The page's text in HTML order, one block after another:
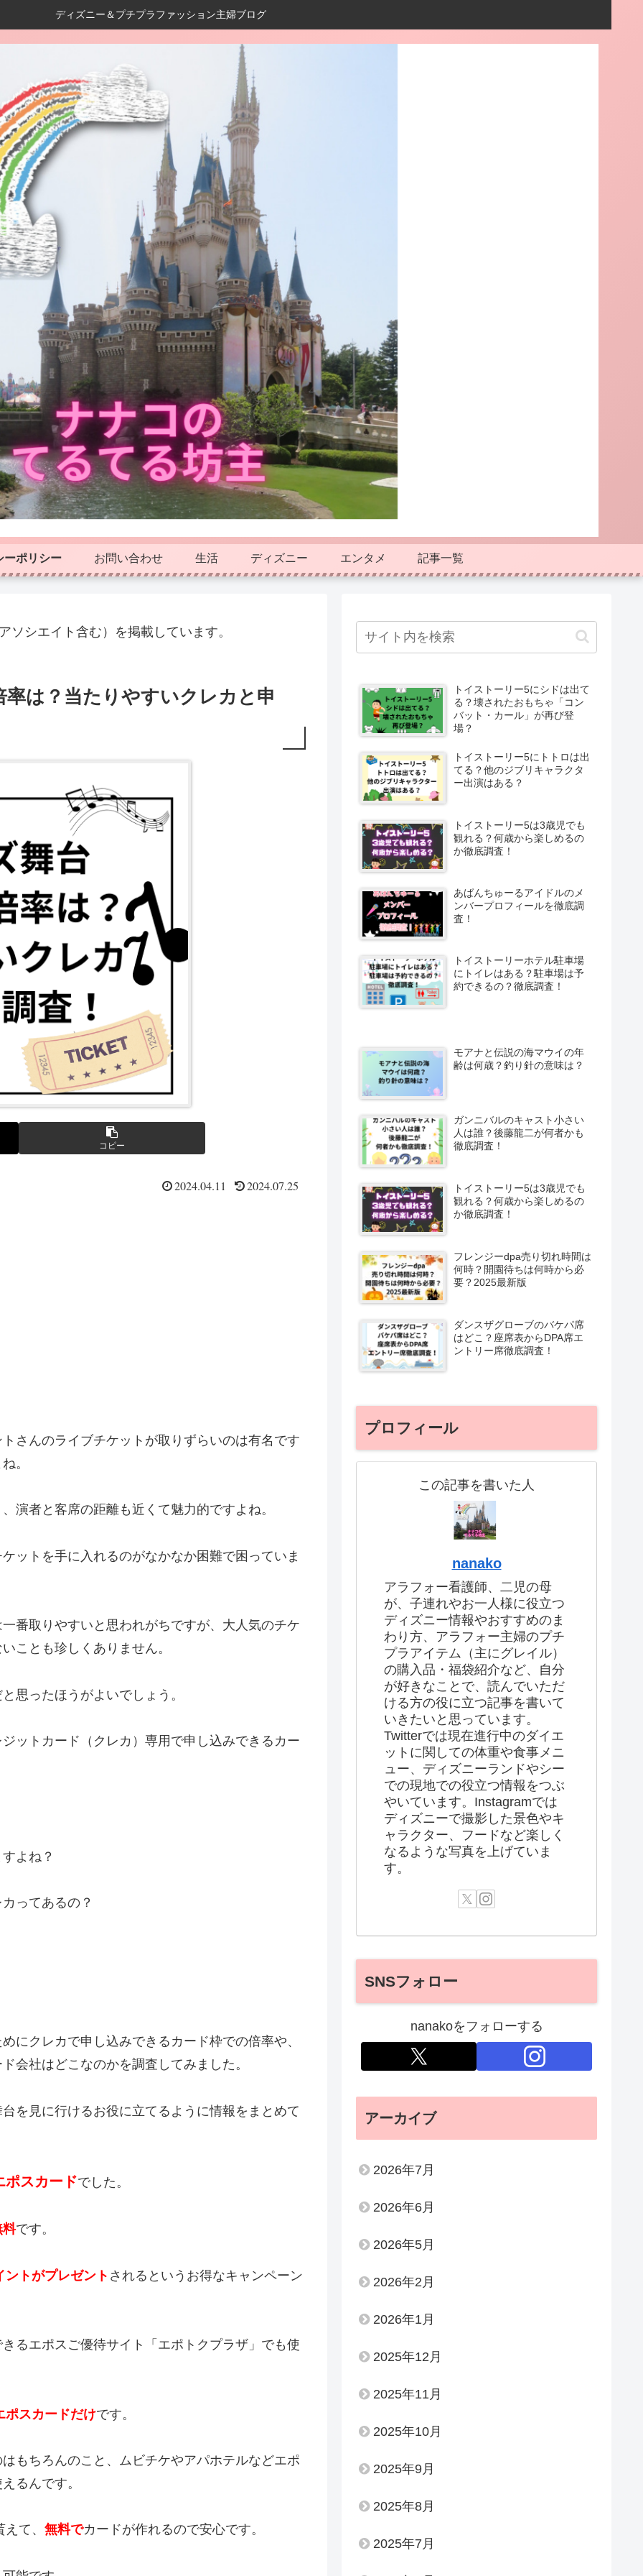
ディズニー＆プチプラファッション主婦ブログ
ーポリシー お問い合わせ 生活 ディズニー エンタメ 記事一覧
シエイト含む）を掲載しています。
は？当たりやすいクレカと申
コピー
2024.04.11 2024.07.25
さんのライブチケットが取りずらいのは有名です
。
演者と客席の距離も近くて魅力的ですよね。
ットを手に入れるのがなかなか困難で困っていま
番取りやすいと思われがちですが、大人気のチケ
ことも珍しくありません。
思ったほうがよいでしょう。
ットカード（クレカ）専用で申し込みできるカー
よね？
ってあるの？
にクレカで申し込みできるカード枠での倍率や、
会社はどこなのかを調査してみました。
を見に行けるお役に立てるように情報をまとめて
ポスカードでした。
料です。
ントがプレゼント されるというお得なキャンペーン
るエポスご優待サイト「エポトクプラザ」でも使
ポスカードだけです。
もちろんのこと、ムビチケやアパホテルなどエポ
るんです。
えて、 無料でカードが作れるので安心です。
トイストーリー5にシドは出て
る？壊されたおもちゃ「コン
バット・カール」が再び登
場？
トイストーリー5にトトロは出
てる？他のジブリキャラクタ
ー出演はある？
トイストーリー5は3歳児でも
観れる？何歳から楽しめるの
か徹底調査！
あばんちゅーるアイドルのメ
ンバープロフィールを徹底調
査！
トイストーリーホテル駐車場
にトイレはある？駐車場は予
約できるの？徹底調査！
モアナと伝説の海マウイの年
齢は何歳？釣り針の意味は？
ガンニバルのキャスト小さい
人は誰？後藤龍二が何者かも
徹底調査！
トイストーリー5は3歳児でも
観れる？何歳から楽しめるの
か徹底調査！
フレンジーdpa売り切れ時間は
何時？開園待ちは何時から必
要？2025最新版
ダンスザグローブのバケパ席
はどこ？座席表からDPA席エ
ントリー席徹底調査！
プロフィール
この記事を書いた人
nanako
アラフォー看護師、二児の母
が、子連れやお一人様に役立つ
ディズニー情報やおすすめのま
わり方、アラフォー主婦のプチ
プラアイテム（主にグレイル）
の購入品・福袋紹介など、自分
が好きなことで、読んでいただ
ける方の役に立つ記事を書いて
いきたいと思っています。
Twitterでは現在進行中のダイエ
ットに関しての体重や食事メニ
ュー、ディズニーランドやシー
での現地での役立つ情報をつぶ
やいています。Instagramでは
ディズニーで撮影した景色やキ
ャラクター、フードなど楽しく
なるような写真を上げていま
す。
SNSフォロー
nanakoをフォローする
アーカイブ
2026年7月
2026年6月
2026年5月
2026年2月
2026年1月
2025年12月
2025年11月
2025年10月
2025年9月
2025年8月
2025年7月